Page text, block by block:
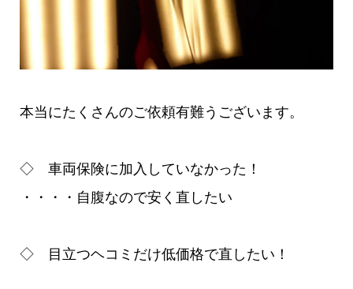
本当にたくさんのご依頼有難うございます。
◇ 車両保険に加入していなかった！
・・・・自腹なので安く直したい
◇ 目立つヘコミだけ低価格で直したい！